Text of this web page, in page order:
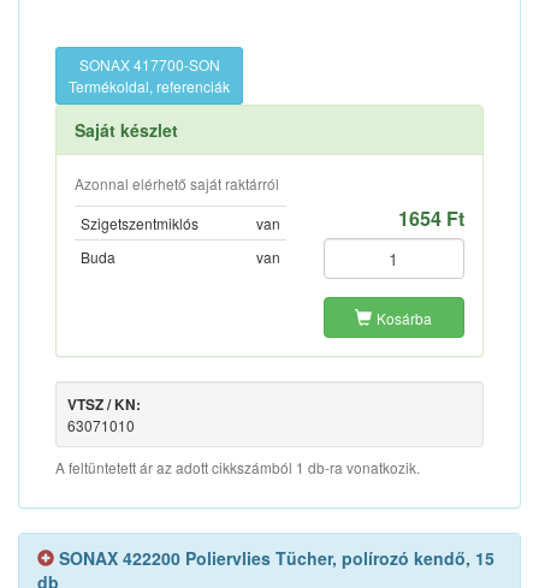
SONAX 417700-SON
Termékoldal, referenciák
Saját készlet
Azonnal elérhető saját raktárról
Szigetszentmiklós
van
Buda
van
1654 Ft
Kosárba
VTSZ / KN:
63071010
A feltüntetett ár az adott cikkszámból 1 db-ra vonatkozik.
SONAX 422200 Poliervlies Tücher, polírozó kendő, 15
db